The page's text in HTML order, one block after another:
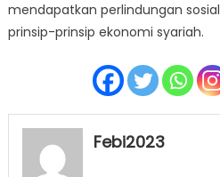
mendapatkan perlindungan
prinsip-prinsip ekonomi syariah.
Febi2023